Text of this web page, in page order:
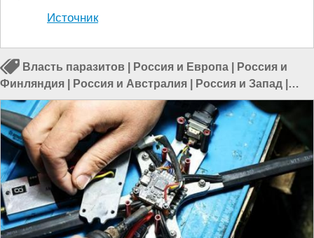
Источник
Власть паразитов Россия и Европа
Россия и
Финляндия
Россия и Австралия Россия и Запад
Россия и ЕС|Россия и Евразия